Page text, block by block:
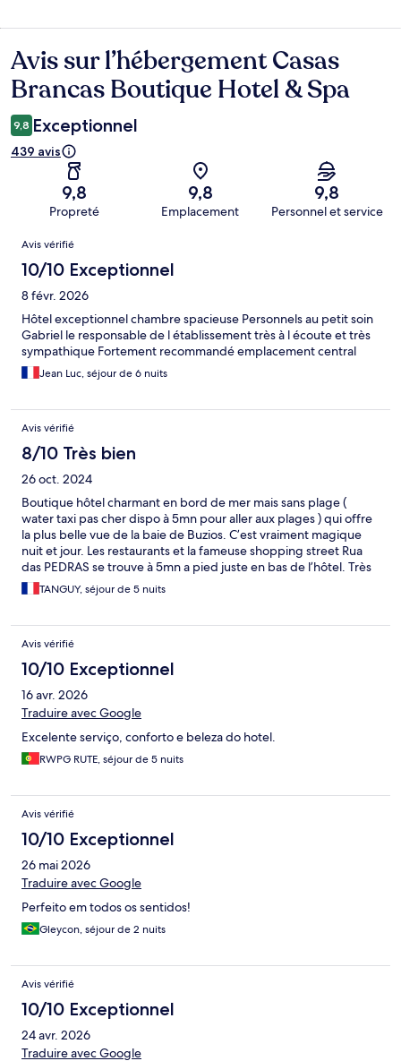
Avis
Avis sur l’hébergement Casas
Brancas Boutique Hotel & Spa
9,8 Exceptionnel
439 avis
9,8
Propreté
9,8
Emplacement
9,8
Personnel et service
Avis
Avis vérifié
10/10 Exceptionnel
8 févr. 2026
Hôtel exceptionnel chambre spacieuse Personnels au petit soin
Gabriel le responsable de l établissement très à l écoute et très
sympathique Fortement recommandé emplacement central
Jean Luc, séjour de 6 nuits
Avis vérifié
8/10 Très bien
26 oct. 2024
Boutique hôtel charmant en bord de mer mais sans plage (
water taxi pas cher dispo à 5mn pour aller aux plages ) qui offre
la plus belle vue de la baie de Buzios. C’est vraiment magique
nuit et jour. Les restaurants et la fameuse shopping street Rua
das PEDRAS se trouve à 5mn a pied juste en bas de l’hôtel. Très
pratique, on peut oublier la voiture pendant le séjour sur le
parking sécurisé et gratuit de l’hôtel. Chambre vue mer avec
terrasse piscine incroyable avec grands transats super
confortables et toujours pleine vue mer. Tout le staff de l’hôtel
est très bien. 2 restaurants sur place, classique et Italien.
Breakfast excellent. Super séjour sauf points négatifs: le
nettoyage de la chambre est vraiment approximatif et les
moustiques sur le balcon gâchent un peu le séjour. Malgré les
dans la chambre. Je recommande cet hôtel sans problème, c’est
une belle expérience.
TANGUY, séjour de 5 nuits
Avis vérifié
10/10 Exceptionnel
16 avr. 2026
Traduire avec Google
Excelente serviço, conforto e beleza do hotel.
RWPG RUTE, séjour de 5 nuits
Avis vérifié
10/10 Exceptionnel
26 mai 2026
Traduire avec Google
Perfeito em todos os sentidos!
Gleycon, séjour de 2 nuits
Avis vérifié
10/10 Exceptionnel
24 avr. 2026
Traduire avec Google